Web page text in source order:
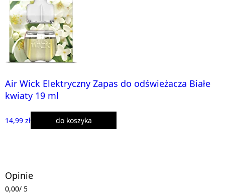
Air Wick Elektryczny Zapas do odświeżacza Białe
kwiaty 19 ml
14,99 zł do koszyka
Opinie
0,00/ 5